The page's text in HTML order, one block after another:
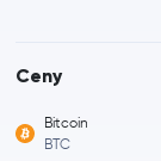
Ceny
Bitcoin
BTC